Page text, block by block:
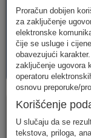
AVM
usluge
Paketi
Tip korisnika
Proračun dobijen
za zaključenje
elektronske
čije se usluge i
obavezujući
zaključenje ugovora
operatoru
osnovu preporuke/
Korišćenje
U slučaju da se
tekstova, priloga,